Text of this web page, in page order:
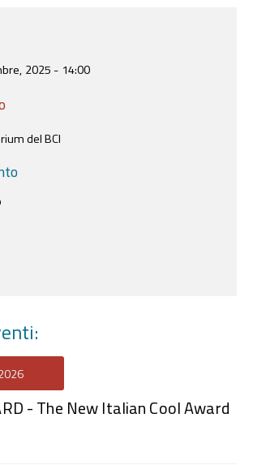
2025 - 14:00
del BCI
- The New Italian Cool Award